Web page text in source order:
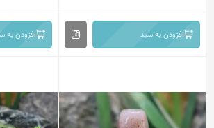
افزودن به سبد افزودن به سبد